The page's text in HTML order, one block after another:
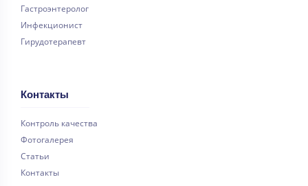
Гастроэнтеролог
Инфекционист
Гирудотерапевт
Контакты
Контроль качества
Фотогалерея
Статьи
Контакты